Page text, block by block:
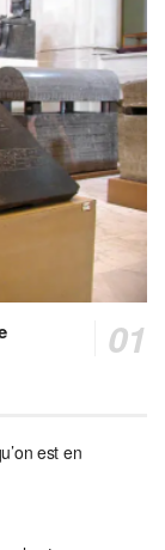
est en